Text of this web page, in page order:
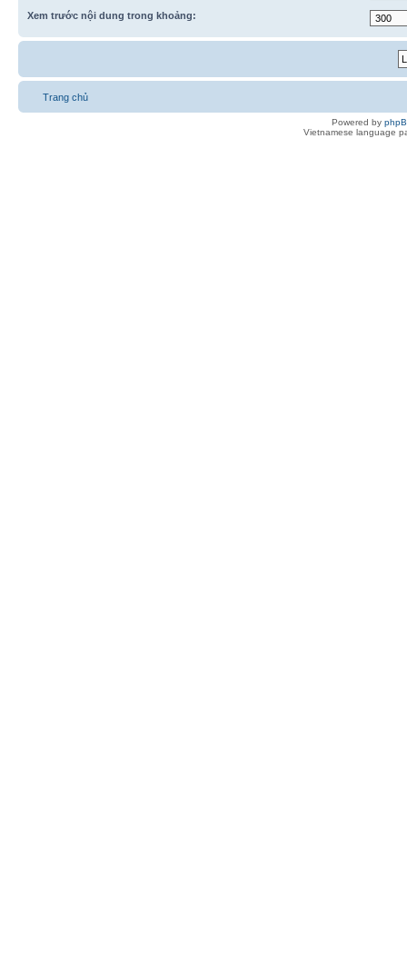
Xem trước nội dung trong khoảng:
Trang chủ
Powered by
Vietnamese language